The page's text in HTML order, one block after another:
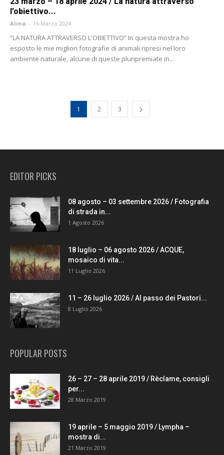
l’obiettivo...
Alina - 16 Marzo 2024
“LA NATURA ATTRAVERSO L'OBIETTIVO” In questa mostra ho
esposto le mie migliori fotografie di animali ripresi nel loro
ambiente naturale, alcune di queste pluripremiate in...
1 2 3
EDITOR PICKS
08 agosto – 03 settembre 2026 / Fotografia
di strada in...
1 Agosto 2026
18 luglio – 06 agosto 2026 / ACQUE,
mosaico di vita...
11 Luglio 2026
11 – 26 luglio 2026 / Al passo dei Pastori...
8 Luglio 2026
POPULAR POSTS
26 – 27 – 28 aprile 2019 / Rèclame, consigli
per...
28 Marzo 2019
19 aprile – 5 maggio 2019 / Lympha –
mostra di...
21 Marzo 2019